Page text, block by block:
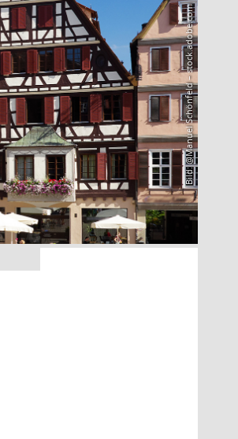
Bild: @Manuel Schönfeld – stock.adobe.com